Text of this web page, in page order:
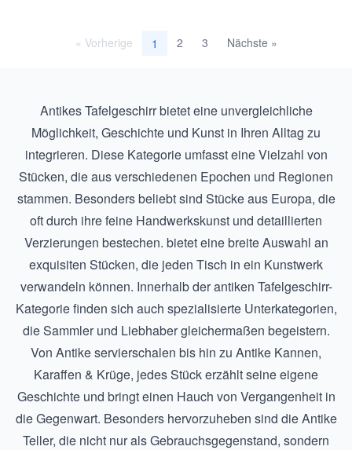
« Vorherige 1 2 3 Nächste »
Antikes Tafelgeschirr bietet eine unvergleichliche
Möglichkeit, Geschichte und Kunst in Ihren Alltag zu
integrieren. Diese Kategorie umfasst eine Vielzahl von
Stücken, die aus verschiedenen Epochen und Regionen
stammen. Besonders beliebt sind Stücke aus Europa, die
oft durch ihre feine Handwerkskunst und detaillierten
Verzierungen bestechen. bietet eine breite Auswahl an
exquisiten Stücken, die jeden Tisch in ein Kunstwerk
verwandeln können. Innerhalb der antiken Tafelgeschirr-
Kategorie finden sich auch spezialisierte Unterkategorien,
die Sammler und Liebhaber gleichermaßen begeistern.
Von Antike servierschalen bis hin zu Antike Kannen,
Karaffen & Krüge, jedes Stück erzählt seine eigene
Geschichte und bringt einen Hauch von Vergangenheit in
die Gegenwart. Besonders hervorzuheben sind dieAntike
Teller, die nicht nur als Gebrauchsgegenstand, sondern